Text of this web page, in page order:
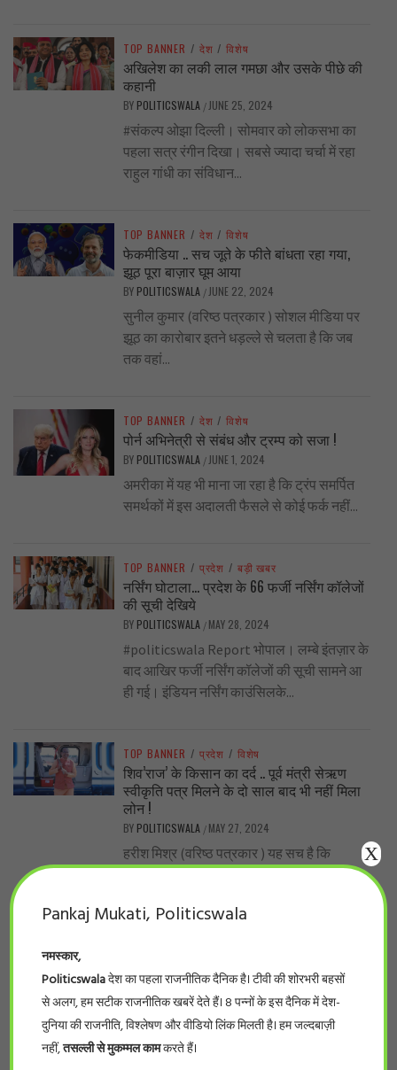
TOP BANNER / देश / विशेष
अखिलेश का लकी लाल गमछा और उसके पीछे की
कहानी
BY POLITICSWALA / JUNE 25, 2024
#संकल्प ओझा दिल्ली। सोमवार को लोकसभा का
पहला सत्र रंगीन दिखा। सबसे ज्यादा चर्चा में रहा
राहुल गांधी का संविधान...
TOP BANNER / देश / विशेष
फेकमीडिया .. सच जूते के फीते बांधता रहा गया,
झूठ पूरा बाज़ार घूम आया
BY POLITICSWALA / JUNE 22, 2024
सुनील कुमार (वरिष्ठ पत्रकार ) सोशल मीडिया पर
झूठ का कारोबार इतने धड़ल्ले से चलता है कि जब
तक वहां...
TOP BANNER / देश / विशेष
पोर्न अभिनेत्री से संबंध और ट्रम्प को सजा !
BY POLITICSWALA / JUNE 1, 2024
अमरीका में यह भी माना जा रहा है कि ट्रंप समर्पित
समर्थकों में इस अदालती फैसले से कोई फर्क नहीं...
TOP BANNER / प्रदेश / बड़ी खबर
नर्सिंग घोटाला… प्रदेश के 66 फर्जी नर्सिंग कॉलेजों
की सूची देखिये
BY POLITICSWALA / MAY 28, 2024
#politicswala Report भोपाल। लम्बे इंतज़ार के
बाद आखिर फर्जी नर्सिंग कॉलेजों की सूची सामने आ
ही गई। इंडियन नर्सिंग काउंसिलके...
TOP BANNER / प्रदेश / विशेष
शिव’राज’ के किसान का दर्द .. पूर्व मंत्री सेऋण
स्वीकृति पत्र मिलने के दो साल बाद भी नहीं मिला
लोन !
BY POLITICSWALA / MAY 27, 2024
हरीश मिश्र (वरिष्ठ पत्रकार ) यह सच है कि
शिवराज सरकार में लाखों-करोड़ों रुपए योजनाओं के
..नीट का पर्चा एनडीए वाले राज्यों में ही आऊट क्यों?
BYPOLITICSWALA/MAY 19, 2024
-सुनील कुमार भारत के सरकारी और निजी मेडिकल
कॉलेजों में दाखिले के लिए होने वाले इम्तिहान, नीट,
Pankaj Mukati, Politicswala
नमस्कार,
Politicswalaदेश का पहला राजनीतिक दैनिक है। टीवी की शोरभरी बहसों
से अलग, हम सटीक राजनीतिक खबरें देते हैं। 8 पन्नों के इस दैनिक में देश-
दुनिया की राजनीति, विश्लेषण और वीडियो लिंक मिलती है। हम जल्दबाज़ी
नहीं,तसल्ली से मुकम्मल कामकरते हैं।
X